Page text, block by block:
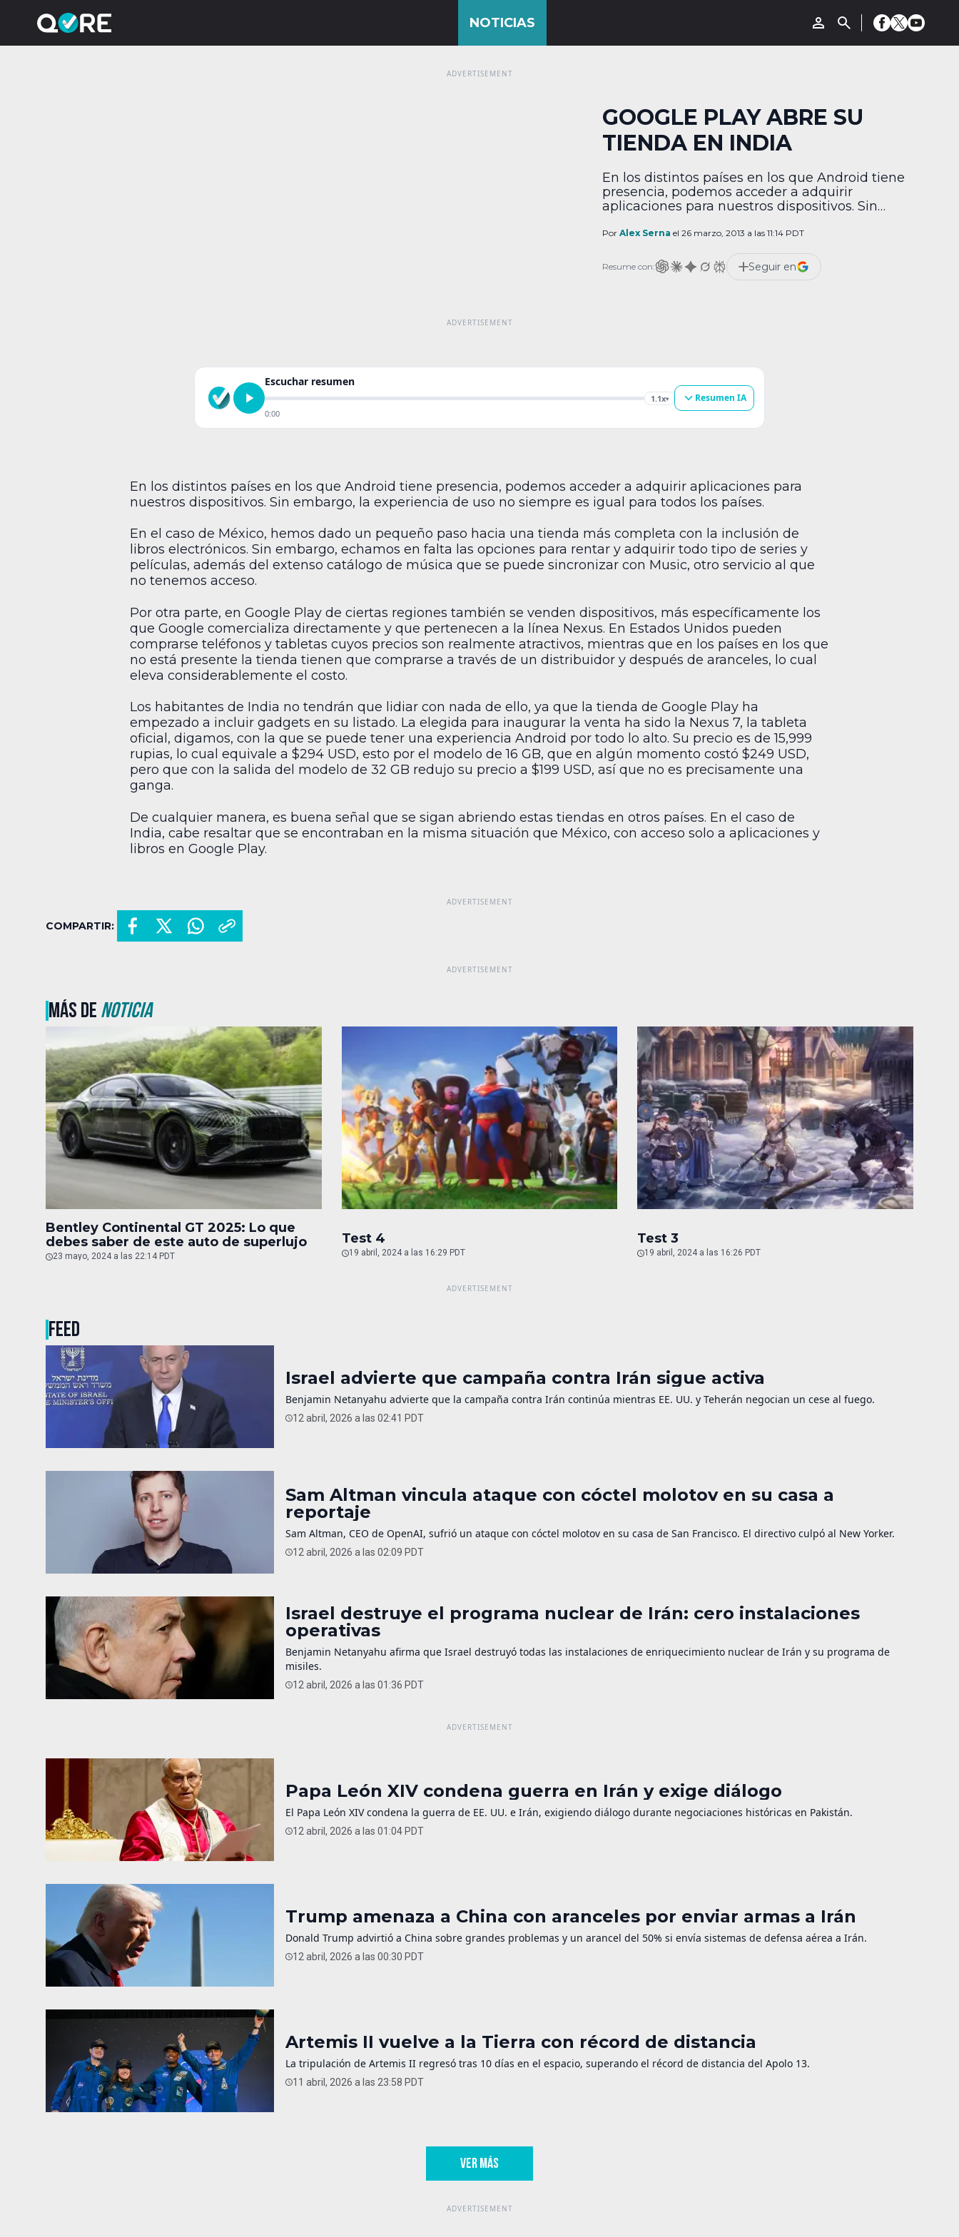
GOOGLE PLAY ABRE SU
TIENDA EN INDIA
En los distintos países en los que Android tiene
presencia, podemos acceder a adquirir
aplicaciones para nuestros dispositivos. Sin
igual para todos los países. En el caso de
una tienda más completa con la inclusión de
libros electrónicos. Sin embargo, […]
Por Alex Serna el 26 marzo, 2013 a las 11:14 PDT
Resume con: Seguir en
Escuchar resumen
1.1x▾
0:00
Resumen IA
En los distintos países en los que Android tiene presencia, podemos acceder a adquirir aplicaciones para
nuestros dispositivos. Sin embargo, la experiencia de uso no siempre es igual para todos los países.
En el caso de México, hemos dado un pequeño paso hacia una tienda más completa con la inclusión de
libros electrónicos. Sin embargo, echamos en falta las opciones para rentar y adquirir todo tipo de series y
películas, además del extenso catálogo de música que se puede sincronizar con Music, otro servicio al que
no tenemos acceso.
Por otra parte, en Google Play de ciertas regiones también se venden dispositivos, más específicamente los
que Google comercializa directamente y que pertenecen a la línea Nexus. En Estados Unidos pueden
comprarse teléfonos y tabletas cuyos precios son realmente atractivos, mientras que en los países en los que
no está presente la tienda tienen que comprarse a través de un distribuidor y después de aranceles, lo cual
eleva considerablemente el costo.
Los habitantes de India no tendrán que lidiar con nada de ello, ya que la tienda de Google Play ha
empezado a incluir gadgets en su listado. La elegida para inaugurar la venta ha sido la Nexus 7, la tableta
oficial, digamos, con la que se puede tener una experiencia Android por todo lo alto. Su precio es de 15,999
rupias, lo cual equivale a $294 USD, esto por el modelo de 16 GB, que en algún momento costó $249 USD,
pero que con la salida del modelo de 32 GB redujo su precio a $199 USD, así que no es precisamente una
ganga.
De cualquier manera, es buena señal que se sigan abriendo estas tiendas en otros países. En el caso de
India, cabe resaltar que se encontraban en la misma situación que México, con acceso solo a aplicaciones y
libros en Google Play.
COMPARTIR:
MÁS DENOTICIA
Bentley Continental GT 2025: Lo que
debes saber de este auto de superlujo
23 mayo, 2024 a las 22:14 PDT
Test 4
19 abril, 2024 a las 16:29 PDT
Test 3
19 abril, 2024 a las 16:26 PDT
FEED
Israel advierte que campaña contra Irán sigue activa
Benjamin Netanyahu advierte que la campaña contra Irán continúa mientras EE. UU. y Teherán negocian un cese al fuego.
12 abril, 2026 a las 02:41 PDT
Sam Altman vincula ataque con cóctel molotov en su casa a
reportaje
Sam Altman, CEO de OpenAI, sufrió un ataque con cóctel molotov en su casa de San Francisco. El directivo culpó al New Yorker.
12 abril, 2026 a las 02:09 PDT
Israel destruye el programa nuclear de Irán: cero instalaciones
operativas
Benjamin Netanyahu afirma que Israel destruyó todas las instalaciones de enriquecimiento nuclear de Irán y su programa de
misiles.
12 abril, 2026 a las 01:36 PDT
Papa León XIV condena guerra en Irán y exige diálogo
El Papa León XIV condena la guerra de EE. UU. e Irán, exigiendo diálogo durante negociaciones históricas en Pakistán.
12 abril, 2026 a las 01:04 PDT
Trump amenaza a China con aranceles por enviar armas a Irán
Donald Trump advirtió a China sobre grandes problemas y un arancel del 50% si envía sistemas de defensa aérea a Irán.
12 abril, 2026 a las 00:30 PDT
Artemis II vuelve a la Tierra con récord de distancia
La tripulación de Artemis II regresó tras 10 días en el espacio, superando el récord de distancia del Apolo 13.
11 abril, 2026 a las 23:58 PDT
VER MÁS